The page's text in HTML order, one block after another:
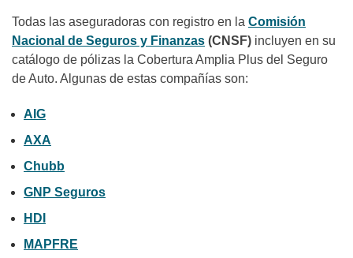
Todas las aseguradoras con registro en la Comisión
Nacional de Seguros y Finanzas (CNSF) incluyen en su
catálogo de pólizas la Cobertura Amplia Plus del Seguro
de Auto. Algunas de estas compañías son:
AIG
AXA
Chubb
GNP Seguros
HDI
MAPFRE